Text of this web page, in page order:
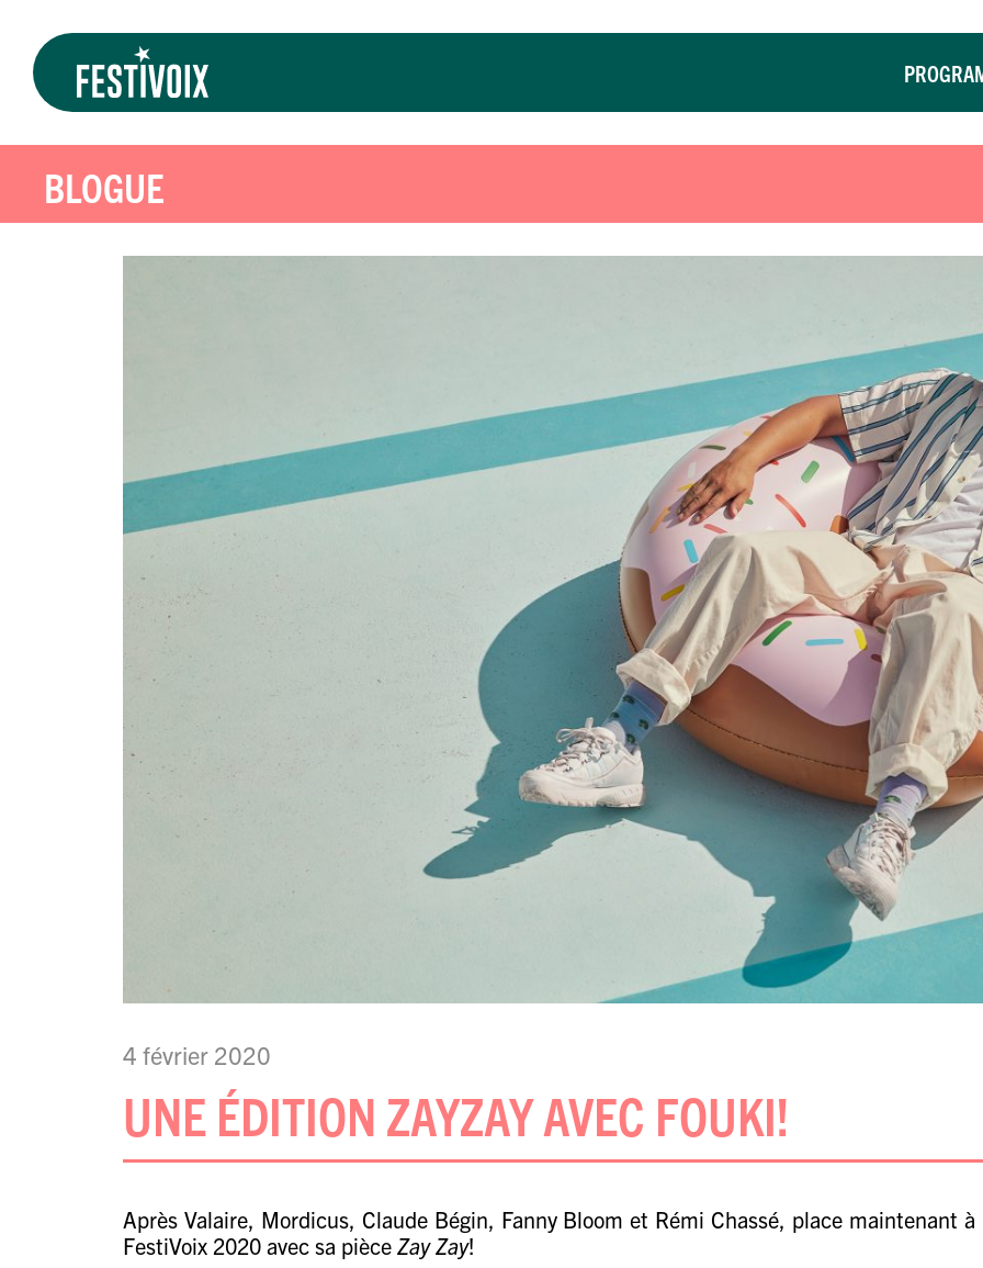
BLOGUE
4 février 2020
UNE ÉDITION ZAYZAY AVEC FOUKI!
Après Valaire, Mordicus, Claude Bégin, Fanny Bloom et Rémi Chassé, place maintenant à
FestiVoix 2020 avec sa pièce Zay Zay!